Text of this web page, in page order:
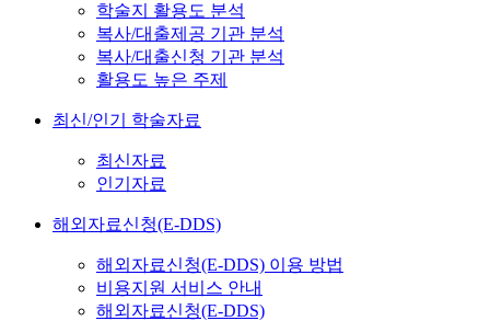
학술지 활용도 분석
복사/대출제공 기관 분석
복사/대출신청 기관 분석
활용도 높은 주제
최신/인기 학술자료
최신자료
인기자료
해외자료신청(E-DDS)
해외자료신청(E-DDS) 이용 방법
비용지원 서비스 안내
해외자료신청(E-DDS)